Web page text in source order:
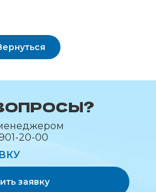
20-00
заявку